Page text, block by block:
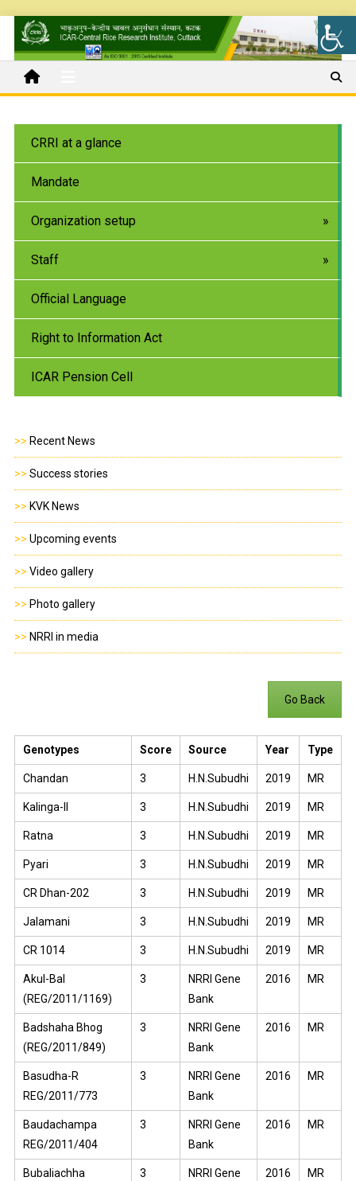
CRRI at a glance
Mandate
Organization setup
Staff
Official Language
Right to Information Act
ICAR Pension Cell
>> Recent News
>> Success stories
>> KVK News
>> Upcoming events
>> Video gallery
>> Photo gallery
>> NRRI in media
Go Back
Genotypes Score Source Year Type
Chandan 3 H.N.Subudhi 2019 MR
Kalinga-II 3 H.N.Subudhi 2019 MR
Ratna 3 H.N.Subudhi 2019 MR
Pyari 3 H.N.Subudhi 2019 MR
CR Dhan-202 3 H.N.Subudhi 2019 MR
Jalamani 3 H.N.Subudhi 2019 MR
CR 1014 3 H.N.Subudhi 2019 MR
Akul-Bal
(REG/2011/1169)
3
NRRI Gene
Bank
2016 MR
Badshaha Bhog
(REG/2011/849)
3
NRRI Gene
Bank
2016 MR
Basudha-R
REG/2011/773
3
NRRI Gene
Bank
2016 MR
Baudachampa
REG/2011/404
3
NRRI Gene
Bank
2016 MR
Bubaliachha
3
NRRI Gene
2016 MR